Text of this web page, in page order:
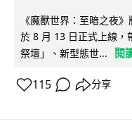
《魔獸世界：至暗之夜
於 8 月 13 日正式上線，
祭壇」、新型態世...
閱
115 分享